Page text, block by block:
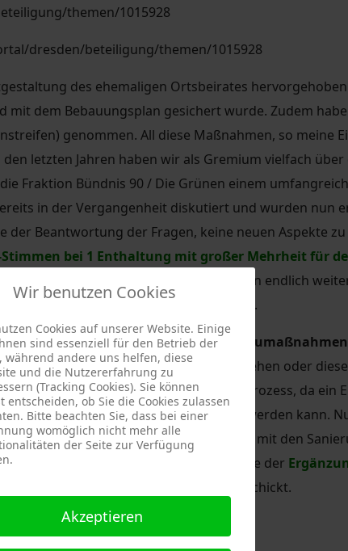
dresden/beteiligung/themen/1015928
des ehemaligen Ortsbeirates
dem Bebauungsplan gesichert wurde. Zudem
genommen. All diese Maßnahmen, so meine
letzten Jahren haben wir als Gremium vielfach
Fraktion Bündnis 90 / Die Grünen einem
in der Vergangenheit diskutiert und wurden nun
Beantwortung der Fragen, keine neuen Aspekte
bei 1 Enthaltung mit großer Mehrheit für
werden kann und die Bebauung nun endlich
der Nöthnitzer Straße verbessert.
mit derPrioritätenliste zu
mit eigenen Prioritäten zu versehen oder
90 / Die Grünen stoppten diesen Prozess, da ein
die Prioritätenliste mit aufgenommen werden kann.
Ergänzungsantrag gestimmt, um mit den
Mehrheit des Gremiums. Damit wurde der
wurde damit in die Warteschleife geschickt.
beraten.
Wir benutzen Cookies
Cookies auf unserer Website. Einige
sind essenziell für den Betrieb der
während andere uns helfen, diese
und die Nutzererfahrung zu
(Tracking Cookies). Sie können
entscheiden, ob Sie die Cookies zulassen
Bitte beachten Sie, dass bei einer
womöglich nicht mehr alle
der Seite zur Verfügung
Akzeptieren